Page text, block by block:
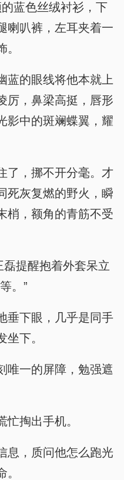
蓝色丝绒衬衫，下
喇叭裤，左耳夹着一
蓝的眼线将他本就上
厉，鼻梁高挺，唇形
影中的斑斓蝶翼，耀
了，挪不开分毫。才
死灰复燃的野火，瞬
梢，额角的青筋不受
磊提醒抱着外套呆立
。”
垂下眼，几乎是同手
下。
唯一的屏障，勉强遮
忙掏出手机。
息，质问他怎么跑光